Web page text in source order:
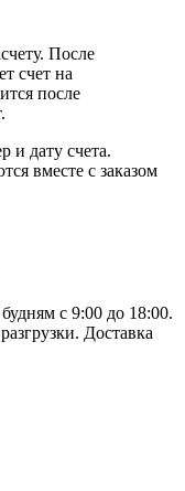
После
счет на
после
и дату счета.
вместе с заказом
с 9:00 до 18:00.
Доставка